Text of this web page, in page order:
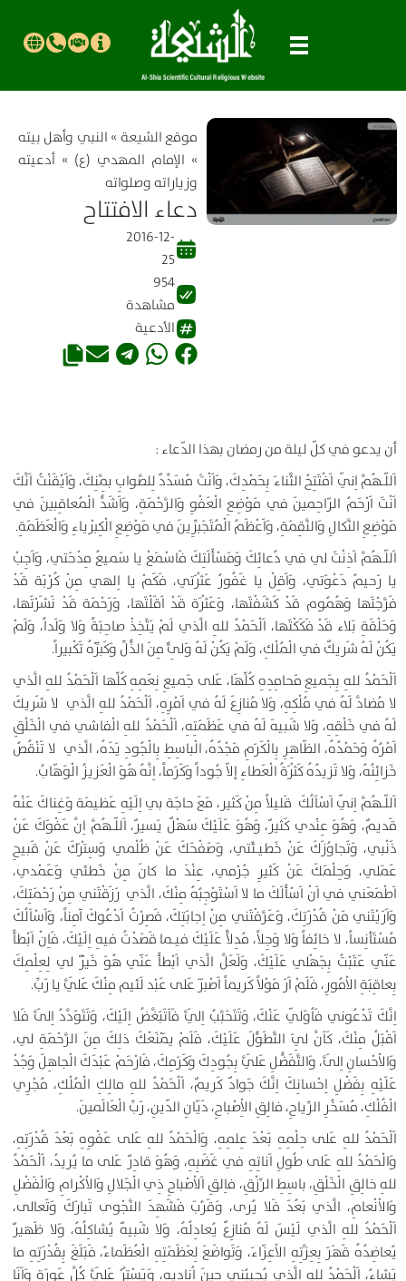
موقع الشیعة » النبي وأهل بيته
» الإمام المهدي (ع) » أدعيته
وزياراته وصلواته
دعاء الافتتاح
2016-12-
25
954
مشاهدة
الأدعية
أن يدعو في كلّ ليلة من رمضان بهذا الدّعاء :
اَللّـهُمَّ اِنّي اَفْتَتِحُ الثَّناءَ بِحَمْدِكَ، وَاَنْتَ مُسَدِّدٌ لِلصَّوابِ بِمَّنِكَ، وَاَيْقَنْتُ اَنَّكَ
اَنْتَ اَرْحَمُ الرّاحِمينَ في مَوْضِعِ الْعَفْوِ وَالرَّحْمَةِ، وَاَشَدُّ الْمُعاقِبينَ في
مَوْضِعِ النَّكالِ وَالنَّقِمَةِ، وَاَعْظَمُ الْمُتَجَبِّرِينَ في مَوْضِعِ الْكِبْرياءِ وَالْعَظَمَةِ.
اَللّـهُمَّ اَذِنْتَ لي في دُعائِكَ وَمَسْأَلَتِكَ فَاسْمَعْ يا سَميعُ مِدْحَتي، وَاَجِبْ
يا رَحيمُ دَعْوَتي، وَاَقِلْ يا غَفُورُ عَثْرَتي، فَكَمْ يا اِلهي مِنْ كُرْبَة قَدْ
فَرَّجْتَها وَهُمُوم قَدْ كَشَفْتَها، وَعَثْرَة قَدْ اَقَلْتَها، وَرَحْمَة قَدْ نَشَرْتَها،
وَحَلْقَةِ بَلاء قَدْ فَكَكْتَها، اَلْحَمْدُ للهِ الَّذي لَمْ يَتَّخِذْ صاحِبَةً وَلا وَلَداً، وَلَمْ
يَكُنْ لَهُ شَريكٌ في الْمُلْكِ، وَلَمْ يَكُنْ لَهُ وَلِىٌّ مِنَ الذُّلِّ وَكَبِّرْهُ تَكْبيراً.
اَلْحَمْدُ للهِ بِجَميعِ مَحامِدِهِ كُلِّهَا، عَلى جَميعِ نِعَمِهِ كُلِّها اَلْحَمْدُ للهِ الَّذي
لا مُضادَّ لَهُ في مُلْكِهِ، وَلا مُنازِعَ لَهُ في اَمْرِهِ، اَلْحَمْدُ للهِ الَّذي لا شَريكَ
لَهُ في خَلْقِهِ، وَلا شَبيهَ لَهُ في عَظَمَتِهِ، اَلْحَمْدُ للهِ الْفاشي في الْخَلْقِ
اَمْرُهُ وَحَمْدُهُ، الظّاهِرِ بِالْكَرَمِ مَجْدُهُ، الْباسِطِ بِالْجُودِ يَدَهُ، الَّذي لا تَنْقُصُ
خَزائِنُهُ، وَلا تَزيدُهُ كَثْرَةُ الْعَطاءِ إلاّ جُوداً وَكَرَماً، اِنَّهُ هُوَ الْعَزيزُ الْوَهّابُ.
اَللّـهُمَّ اِنّي اَسْاَلُكَ قَليلاً مِنْ كَثير، مَعَ حاجَة بي اِلَيْهِ عَظيمَة وَغِناكَ عَنْهُ
قَديمٌ، وَهُوَ عِنْدي كَثيرٌ، وَهُوَ عَلَيْكَ سَهْلٌ يَسيرٌ، اَللّـهُمَّ اِنَّ عَفْوَكَ عَنْ
ذَنْبي، وَتَجاوُزَكَ عَنْ خَطيـئَتي، وَصَفْحَكَ عَنْ ظُلْمي وَسِتْرَكَ عَنْ قَبيحِ
عَمَلي، وَحِلْمَكَ عَنْ كَثيرِ جُرْمي، عِنْدَ ما كانَ مِنْ خَطئي وَعَمْدي،
اَطْمَعَني في اَنْ اَسْأَلَكَ ما لا اَسْتَوْجِبُهُ مِنْكَ، الَّذي رَزَقْتَني مِنْ رَحْمَتِكَ،
وَاَرَيْتَني مَنْ قُدْرَتِكَ، وَعَرَّفْتَني مِنْ اِجابَتِكَ، فَصِرْتُ اَدْعُوكَ آمِناً، وَاَسْاَلُكَ
مُسْتَأنِساً، لا خائِفاً وَلا وَجِلاً، مُدِلاًّ عَلَيْكَ فيـما قَصَدْتُ فيهِ اِلَيْكَ، فَاِنْ اَبْطأَ
عَنّي عَتَبْتُ بِجَهْلي عَلَيْكَ، وَلَعَلَّ الَّذي اَبْطأَ عَنّي هُوَ خَيْرٌ لي لِعِلْمِكَ
بِعاقِبَةِ الاْمُورِ، فَلَمْ اَرَ مَوْلاً كَريماً اَصْبَرَ عَلى عَبْد لَئيم مِنْكَ عَلَيَّ يا رَبِّ.
اِنَّكَ تَدْعُوني فَاُوَلّي عَنْكَ، وَتَتَحَبَّبُ اِلَيَّ فَاَتَبَغَّضُ اِلَيْكَ، وَتَتَوَدَّدُ اِلَىَّ فَلا
اَقْبَلُ مِنْكَ، كَاَنَّ لِيَ التَّطَوُّلَ عَلَيْكَ، فَلَمْ يَمْنَعْكَ ذلِكَ مِنَ الرَّحْمَةِ لي،
وَالاْحْسانِ اِلَىَّ، وَالتَّفَضُّلِ عَلَيَّ بِجُودِكَ وَكَرَمِكَ، فَارْحَمْ عَبْدَكَ الْجاهِلَ وَجُدْ
عَلَيْهِ بِفَضْلِ اِحْسانِكَ اِنَّكَ جَوادٌ كَريمٌ، اَلْحَمْدُ للهِ مالِكِ الْمُلْكِ، مُجْرِي
الْفُلْكِ، مُسَخِّرِ الرِّياحِ، فالِقِ الاِْصْباحِ، دَيّانِ الدّينِ، رَبِّ الْعَالَمينَ.
اَلْحَمْدُ للهِ عَلى حِلْمِهِ بَعْدَ عِلمِهِ، وَالْحَمْدُ للهِ عَلى عَفْوِهِ بَعْدَ قُدْرَتِهِ،
وَالْحَمْدُ للهِ عَلى طُولِ اَناتِهِ في غَضَبِهِ، وَهُوَ قادِرٌ عَلى ما يُريدُ، اَلْحَمْدُ
للهِ خالِقِ الْخَلْقِ، باسِطِ الرِّزْقِ، فاِلقِ اَلاْصْباحِ ذِي الْجَلالِ وَالاْكْرامِ وَالْفَضْلِ
وَالاْنْعامِ، الَّذي بَعُدَ فَلا يُرى، وَقَرُبَ فَشَهِدَ النَّجْوى تَبارَكَ وَتَعالى،
اَلْحَمْدُ للهِ الَّذي لَيْسَ لَهُ مُنازِعٌ يُعادِلُهُ، وَلا شَبيهٌ يُشاكِلُهُ، وَلا ظَهيرٌ
يُعاضِدُهُ قَهَرَ بِعِزَّتِهِ الاْعِزّاءَ، وَتَواضَعَ لِعَظَمَتِهِ الْعُظَماءُ، فَبَلَغَ بِقُدْرَتِهِ ما
يَشاءُ، اَلْحَمْدُ للهِ الَّذي يُجيبُني حينَ اُناديهِ، وَيَسْتُرُ عَلَيَّ كُلَّ عَورَة وَاَنَا